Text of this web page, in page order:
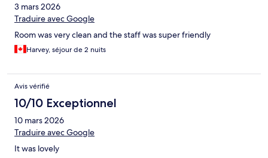
3 mars 2026
Traduire avec Google
Room was very clean and the staff was super friendly
Harvey, séjour de 2 nuits
Avis vérifié
10/10 Exceptionnel
10 mars 2026
Traduire avec Google
It was lovely